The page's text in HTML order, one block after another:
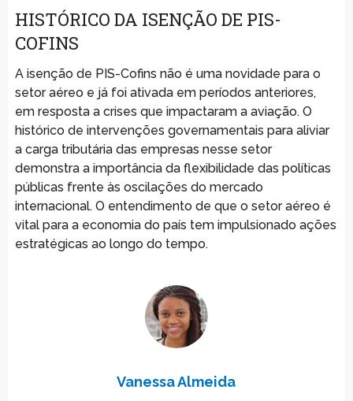
HISTÓRICO DA ISENÇÃO DE PIS-
COFINS
A isenção de PIS-Cofins não é uma novidade para o
setor aéreo e já foi ativada em períodos anteriores,
em resposta a crises que impactaram a aviação. O
histórico de intervenções governamentais para aliviar
a carga tributária das empresas nesse setor
demonstra a importância da flexibilidade das políticas
públicas frente às oscilações do mercado
internacional. O entendimento de que o setor aéreo é
vital para a economia do país tem impulsionado ações
estratégicas ao longo do tempo.
Vanessa Almeida